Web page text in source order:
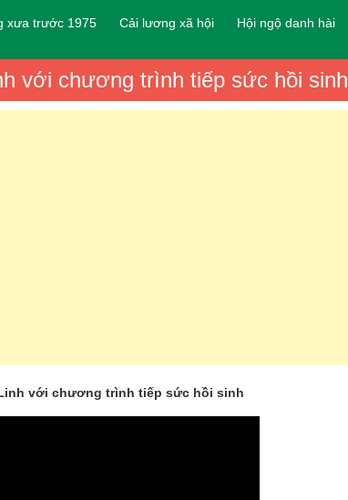
xưa trước 1975 Cải lương xã hội Hội ngộ danh hài
với chương trình tiếp sức hồi sinh
với chương trình tiếp sức hồi sinh